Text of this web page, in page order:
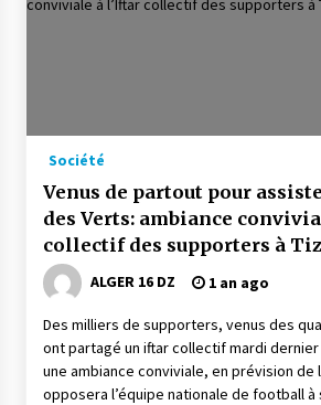
Société
Venus de partout pour
des Verts: ambiance
collectif des supporters à
ALGER 16 DZ 1 an ago
Des milliers de supporters, venus des
ont partagé un iftar collectif mardi dernier
une ambiance conviviale, en prévision de
opposera l’équipe nationale de football à